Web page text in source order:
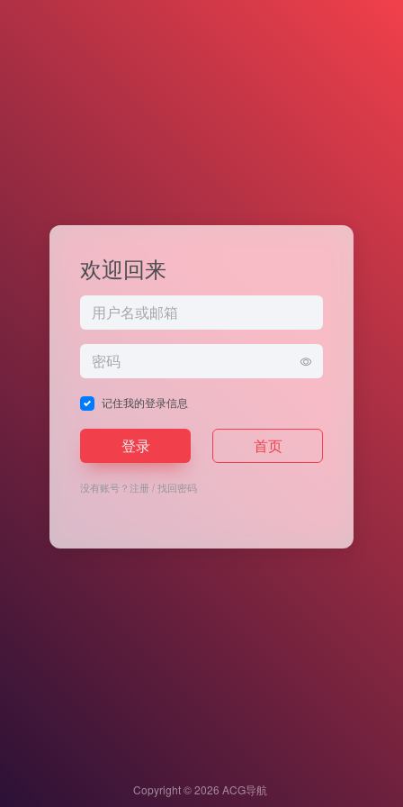
欢迎回来
记住我的登录信息
登录 首页
没有账号？注册/找回密码
Copyright © 2026 ACG导航